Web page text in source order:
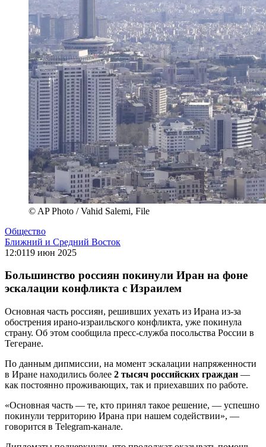
© AP Photo / Vahid Salemi, File
Общество
Ближний и Средний Восток
12:0119 июн 2025
Большинство россиян покинули Иран на фоне
эскалации конфликта с Израилем
Основная часть россиян, решивших уехать из Ирана из-за
обострения ирано-израильского конфликта, уже покинула
страну. Об этом сообщила пресс-служба посольства России в
Тегеране.
По данным дипмиссии, на момент эскалации напряженности
в Иране находились более 2 тысяч российских граждан —
как постоянно проживающих, так и приехавших по работе.
«Основная часть — те, кто принял такое решение, — успешно
покинули территорию Ирана при нашем содействии», —
говорится в Telegram-канале.